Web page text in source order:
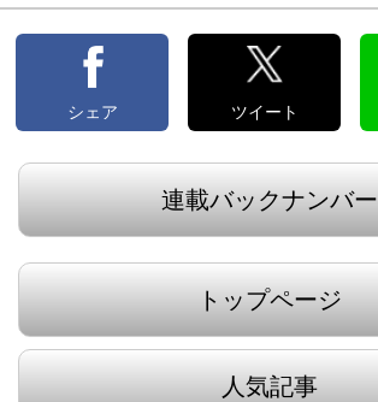
シェア ツイート
連載バックナンバー
トップページ
人気記事